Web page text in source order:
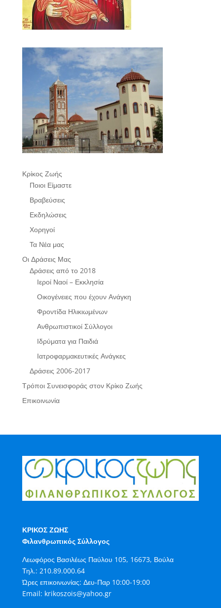
Κρίκος Ζωής
Ποιοι Είμαστε
Βραβεύσεις
Εκδηλώσεις
Χορηγοί
Τα Νέα μας
Οι Δράσεις Μας
Δράσεις από το 2018
Ιεροί Ναοί – Εκκλησία
Οικογένειες που έχουν Ανάγκη
Φροντίδα Ηλικιωμένων
Ανθρωπιστικοί Σύλλογοι
Ιδρύματα για Παιδιά
Ιατροφαρμακευτικές Ανάγκες
Δράσεις 2006-2017
Τρόποι Συνεισφοράς στον Κρίκο Ζωής
Επικοινωνία
ΚΡΙΚΟΣ ΖΩΗΣ
Φιλανθρωπικός Σύλλογος
Λεωφόρος Βασιλέως Παύλου 105, 16673, Βούλα
Τηλ.: 210.89.000.64
Ώρες επικοινωνίας: Δευ-Παρ 10:00-19:00
Email: krikoszois@yahoo.gr